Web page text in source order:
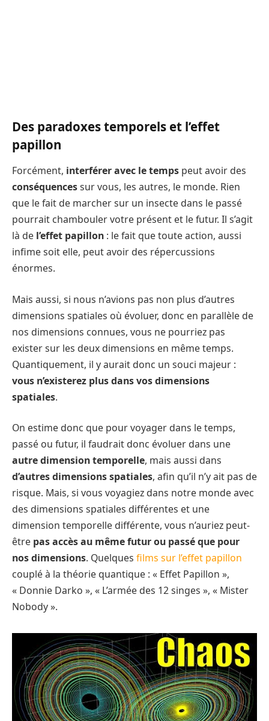
Des paradoxes temporels et l’effet
papillon
Forcément, interférer avec le temps peut avoir des
conséquencessur vous, les autres, le monde. Rien
que le fait de marcher sur un insecte dans le passé
pourrait chambouler votre présent et le futur. Il s’agit
là de l’effet papillon : le fait que toute action, aussi
infime soit elle, peut avoir des répercussions
énormes.
Mais aussi, si nous n’avions pas non plus d’autres
dimensions spatiales où évoluer, donc en parallèle de
nos dimensions connues, vous ne pourriez pas
exister sur les deux dimensions en même temps.
Quantiquement, il y aurait donc un souci majeur :
vous n’existerez plus dans vos dimensions
spatiales.
On estime donc que pour voyager dans le temps,
passé ou futur, il faudrait donc évoluer dans une
autre dimension temporelle, mais aussi dans
d’autres dimensions spatiales, afin qu’il n’y ait pas de
risque. Mais, si vous voyagiez dans notre monde avec
des dimensions spatiales différentes et une
dimension temporelle différente, vous n’auriez peut-
être pas accès au même futur ou passé que pour
nos dimensions. Quelques films sur l’effet papillon
couplé à la théorie quantique : « Effet Papillon »,
« Donnie Darko », « L’armée des 12 singes », « Mister
Nobody ».